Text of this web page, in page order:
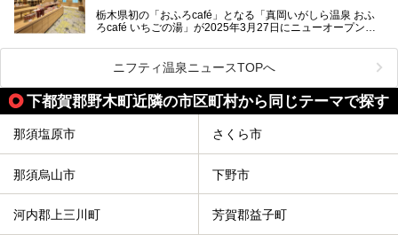
温泉に加えて、豊かな自然を感じられる観光スポットや、こ
こでしか味わえないご当地グルメなど、多彩な魅力がある北
この記事では、塩原温泉の概要や魅力とともに、おすすめの
宿泊施設と観光・グルメスポット、日帰り温泉を順に紹介し
ます。
塩原温泉で、いつもの温泉旅行とは一味違う旅行体験をして
みませんか。
栃木県初の「おふろcafé」となる「真岡いがしら温泉 おふ
ろcafé いちごの湯」が2025年3月27日にニューオープンす
メインとなる天然温泉のお風呂をはじめ、リラックスエリア
やキッズエリア、カフェレストランなど、施設の隅々までチ
ェックしてきました！
ニフティ温泉ニュースTOPへ
下都賀郡野木町近隣の市区町村から同じテーマで探す
那須塩原市 さくら市
那須烏山市 下野市
河内郡上三川町 芳賀郡益子町